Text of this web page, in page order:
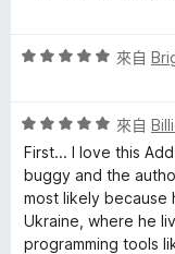
論
分
分
5
分
評
分
，
滿
分
5
分
來自
評
價
5
分
，
滿
來自
First... I love this
buggy and the
most likely because
Ukraine, where he
programming tools